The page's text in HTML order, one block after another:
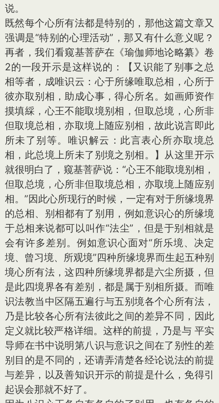
说。
既然每个心所有法都是特别的，那他这篇文章又
强调是“特别的心理活动”，那又有什么意义呢？
再者，我们看窥基菩萨在《瑜伽师地论略纂》卷
2的一段开示是这样说的：【又识能了别事之总
相等者，成唯识云：心于所缘唯取总相，心所于
彼亦取别相，助成心事，得心所名。如画师资作
摸填綵，心王不能取境别相，但取总境，心所非
但取境总相，亦取境上随应别相，故此说言即此
所未了别等。唯识解云：此言表心所亦取境总
相，此总境上所未了别境之别相。】从这里开示
就很明白了，窥基菩萨说：“心王不能取境别相，
但取总境，心所非但取境总相，亦取境上随应别
相。”因此心所现行的时候，一定有对于所缘境界
的总相、别相都有了别用，例如意识心的所缘境
于总相来说都可以叫作“法尘”，但是于别相就是
会有许多差别。例如意识心面对“所乐境、决定
境、曾习境、所观境”四种所缘境界而生起五种别
境心所有法，这四种所缘境界都是六尘所摄，但
是此四境界各有差别，都是属于别相所摄。而唯
识法教当中区隔五遍行与五别境各个心所有法，
乃是比较各心所有法彼此之间的差异不同，因此
定义就比较严格详细。这样的前提，乃是与 平实
导师在书中说明第八识与意识之间在了别性的差
别目的是不同的，还请弄清楚各经论说法的前提
与差异，以及善知识开示的前提是什么，免得引
起误会那就不好了。